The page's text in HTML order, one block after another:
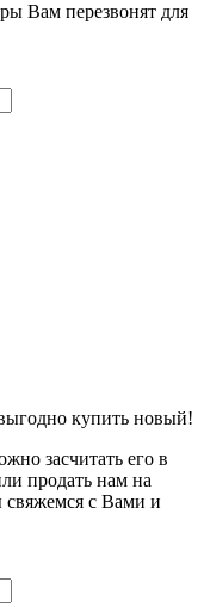
Вам перезвонят для
купить новый!
засчитать его в
продать нам на
свяжемся с Вами и